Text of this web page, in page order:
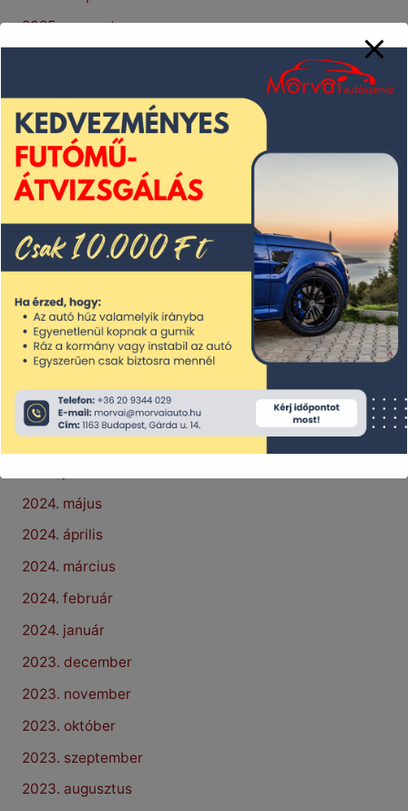
2025. augusztus
2025. május
2025. április
2025. március
2025. január
2024. november
2024. október
2024. augusztus
2024. július
2024. május
2024. április
2024. március
2024. február
2024. január
2023. december
2023. november
2023. október
2023. szeptember
2023. augusztus